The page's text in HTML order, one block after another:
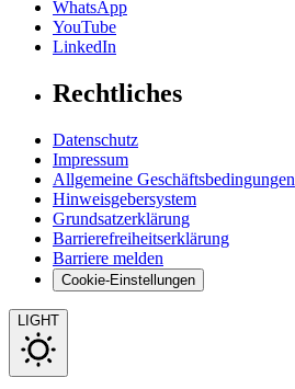
WhatsApp
YouTube
LinkedIn
Rechtliches
Datenschutz
Impressum
Allgemeine Geschäftsbedingungen
Hinweisgebersystem
Grundsatzerklärung
Barrierefreiheitserklärung
Barriere melden
Cookie-Einstellungen
LIGHT